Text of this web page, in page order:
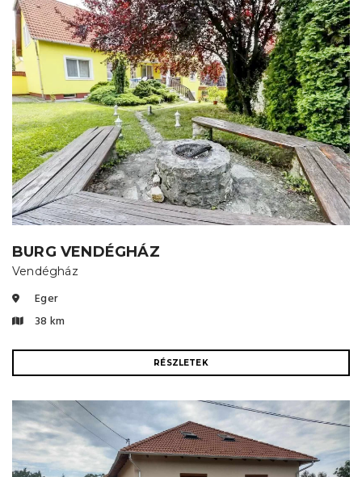
BURG VENDÉGHÁZ
Vendégház
Eger
38 km
RÉSZLETEK